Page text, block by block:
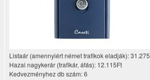
Listaár (amennyiért német trafikok eladják):
Hazai nagykerár (trafikár, áfás): 12.115Ft
Kedvezményhez db szám:6